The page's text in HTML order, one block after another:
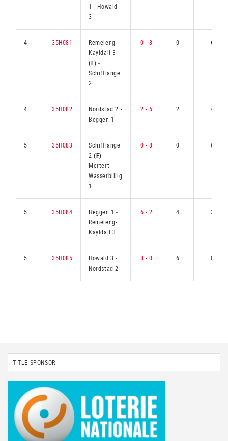
1- Howald
3
4 35H081
Remeleng-
Kayldall 3
(F) -
Schifflange
2
0 - 8 0 6
4 35H082 Nordstad 2 -
Beggen 1
2 - 6 2 4
5 35H083
Schifflange
2(F) -
Mertert-
Wasserbillig
1
0 - 8 0 6
5 35H084 Beggen 1-
Remeleng-
Kayldall 3
6 - 2 4 2
5 35H085 Howald 3-
Nordstad 2
8 - 0 6 0
TITLE SPONSOR